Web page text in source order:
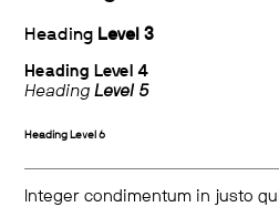
Heading Level 3
Heading Level 4
HeadingLevel 5
Heading Level 6
Integer condimentum in justo